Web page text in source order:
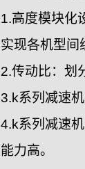
1.高度模块化
实现各机型间
2.传动比：划
3.k系列减速
4.k系列减速
能力高。